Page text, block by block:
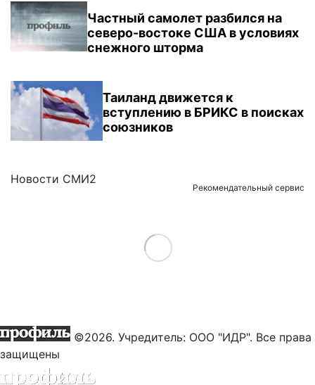
Частный самолет разбился на
северо-востоке США в условиях
снежного шторма
Таиланд движется к
вступлению в БРИКС в поисках
союзников
Новости СМИ2
Рекомендательный сервис
Load More
©2026. Учредитель: ООО "ИДР". Все права
защищены